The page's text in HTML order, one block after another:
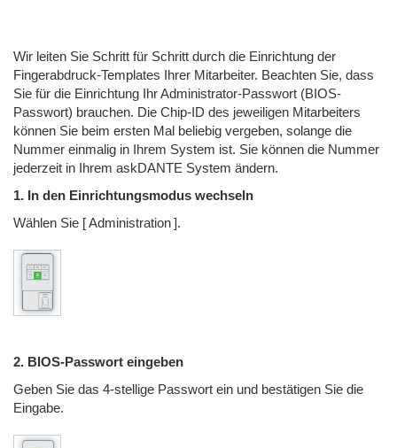
Wir leiten Sie Schritt für Schritt durch die Einrichtung der
Fingerabdruck-Templates Ihrer Mitarbeiter. Beachten Sie, dass
Sie für die Einrichtung Ihr Administrator-Passwort (BIOS-
Passwort) brauchen. Die Chip-ID des jeweiligen Mitarbeiters
können Sie beim ersten Mal beliebig vergeben, solange die
Nummer einmalig in Ihrem System ist. Sie können die Nummer
jederzeit in Ihrem askDANTE System ändern.
1. In den Einrichtungsmodus wechseln
Wählen Sie [ Administration ].
2. BIOS-Passwort eingeben
Geben Sie das 4-stellige Passwort ein und bestätigen Sie die
Eingabe.